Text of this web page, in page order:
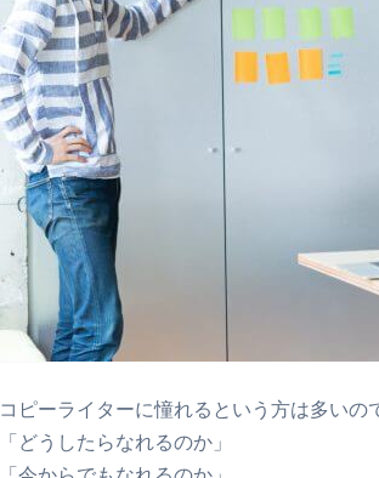
コピーライターに憧れるという方は多いの
「どうしたらなれるのか」